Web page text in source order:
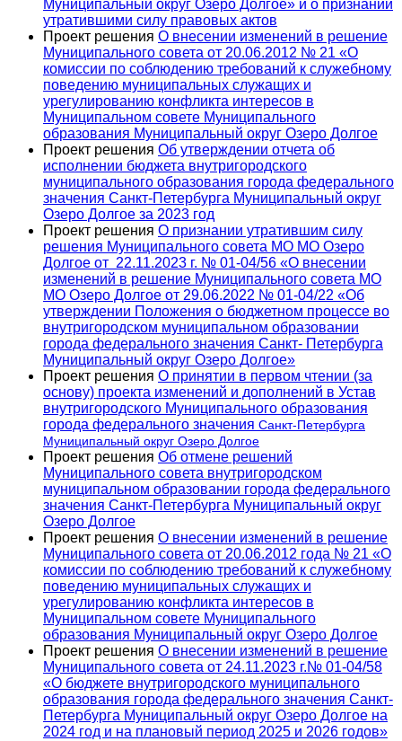
Муниципальный округ Озеро Долгое» и о признании
утратившими силу правовых актов
Проект решения О внесении изменений в решение
Муниципального совета от 20.06.2012 № 21 «О
комиссии по соблюдению требований к служебному
поведению муниципальных служащих и
урегулированию конфликта интересов в
Муниципальном совете Муниципального
образования Муниципальный округ Озеро Долгое
Проект решения Об утверждении отчета об
исполнении бюджета внутригородского
муниципального образования города федерального
значения Санкт-Петербурга Муниципальный округ
Озеро Долгое за 2023 год
Проект решения О признании утратившим силу
решения Муниципального совета МО МО Озеро
Долгое от 22.11.2023 г. № 01-04/56 «О внесении
изменений в решение Муниципального совета МО
МО Озеро Долгое от 29.06.2022 № 01-04/22 «Об
утверждении Положения о бюджетном процессе во
внутригородском муниципальном образовании
города федерального значения Санкт- Петербурга
Муниципальный округ Озеро Долгое»
Проект решения О принятии в первом чтении (за
основу) проекта изменений и дополнений в Устав
внутригородского Муниципального образования
города федерального значения Санкт-Петербурга
Муниципальный округ Озеро Долгое
Проект решения Об отмене решений
Муниципального совета внутригородском
муниципальном образовании города федерального
значения Санкт-Петербурга Муниципальный округ
Озеро Долгое
Проект решения О внесении изменений в решение
Муниципального совета от 20.06.2012 года № 21 «О
комиссии по соблюдению требований к служебному
поведению муниципальных служащих и
урегулированию конфликта интересов в
Муниципальном совете Муниципального
образования Муниципальный округ Озеро Долгое
Проект решения О внесении изменений в решение
Муниципального совета от 24.11.2023 г.№ 01-04/58
«О бюджете внутригородского муниципального
образования города федерального значения Санкт-
Петербурга Муниципальный округ Озеро Долгое на
2024 год и на плановый период 2025 и 2026 годов»